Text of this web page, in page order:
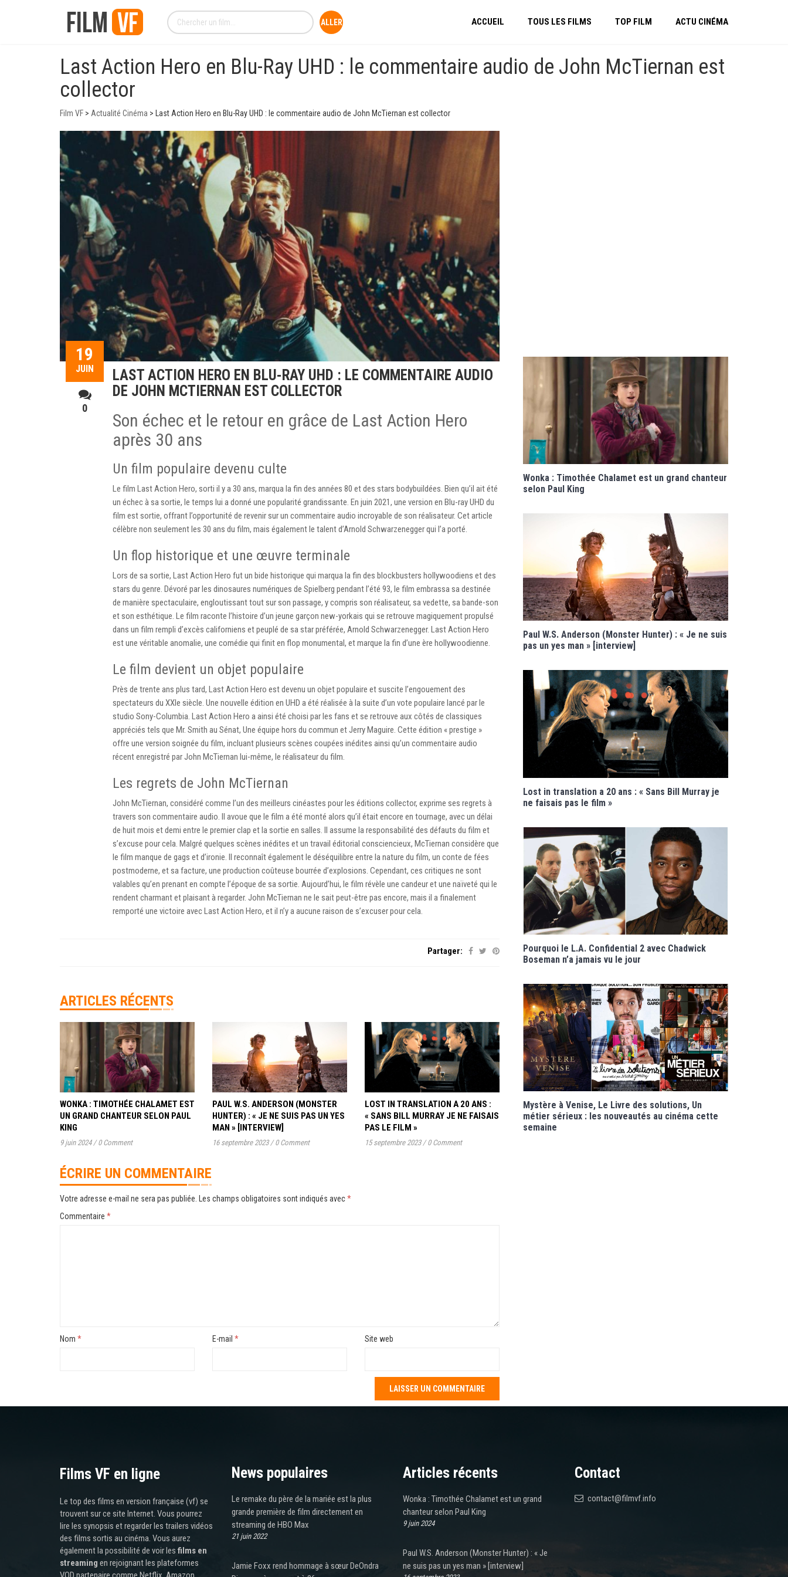
ACCUEIL TOUS LES FILMS TOP FILM ACTU CINÉMA
Last Action Hero en Blu-Ray UHD : le commentaire audio de John McTiernan est
collector
Film VF > Actualité Cinéma > Last Action Hero en Blu-Ray UHD : le commentaire audio de John McTiernan est collector
19
JUIN
0
LAST ACTION HERO EN BLU-RAY UHD : LE COMMENTAIRE AUDIO
DE JOHN MCTIERNAN EST COLLECTOR
Son échec et le retour en grâce de Last Action Hero
après 30 ans
Un film populaire devenu culte
Le film Last Action Hero, sorti il y a 30 ans, marqua la fin des années 80 et des stars bodybuildées. Bien qu’il ait été
un échec à sa sortie, le temps lui a donné une popularité grandissante. En juin 2021, une version en Blu-ray UHD du
film est sortie, offrant l’opportunité de revenir sur un commentaire audio incroyable de son réalisateur. Cet article
célèbre non seulement les 30 ans du film, mais également le talent d’Arnold Schwarzenegger qui l’a porté.
Un flop historique et une œuvre terminale
Lors de sa sortie, Last Action Hero fut un bide historique qui marqua la fin des blockbusters hollywoodiens et des
stars du genre. Dévoré par les dinosaures numériques de Spielberg pendant l’été 93, le film embrassa sa destinée
de manière spectaculaire, engloutissant tout sur son passage, y compris son réalisateur, sa vedette, sa bande-son
et son esthétique. Le film raconte l’histoire d’un jeune garçon new-yorkais qui se retrouve magiquement propulsé
dans un film rempli d’excès californiens et peuplé de sa star préférée, Arnold Schwarzenegger. Last Action Hero
est une véritable anomalie, une comédie qui finit en flop monumental, et marque la fin d’une ère hollywoodienne.
Le film devient un objet populaire
Près de trente ans plus tard, Last Action Hero est devenu un objet populaire et suscite l’engouement des
spectateurs du XXIe siècle. Une nouvelle édition en UHD a été réalisée à la suite d’un vote populaire lancé par le
studio Sony-Columbia. Last Action Hero a ainsi été choisi par les fans et se retrouve aux côtés de classiques
appréciés tels que Mr. Smith au Sénat, Une équipe hors du commun et Jerry Maguire. Cette édition « prestige »
offre une version soignée du film, incluant plusieurs scènes coupées inédites ainsi qu’un commentaire audio
récent enregistré par John McTiernan lui-même, le réalisateur du film.
Les regrets de John McTiernan
John McTiernan, considéré comme l’un des meilleurs cinéastes pour les éditions collector, exprime ses regrets à
travers son commentaire audio. Il avoue que le film a été monté alors qu’il était encore en tournage, avec un délai
de huit mois et demi entre le premier clap et la sortie en salles. Il assume la responsabilité des défauts du film et
s’excuse pour cela. Malgré quelques scènes inédites et un travail éditorial consciencieux, McTiernan considère que
le film manque de gags et d’ironie. Il reconnaît également le déséquilibre entre la nature du film, un conte de fées
postmoderne, et sa facture, une production coûteuse bourrée d’explosions. Cependant, ces critiques ne sont
valables qu’en prenant en compte l’époque de sa sortie. Aujourd’hui, le film révèle une candeur et une naïveté qui le
rendent charmant et plaisant à regarder. John McTiernan ne le sait peut-être pas encore, mais il a finalement
remporté une victoire avec Last Action Hero, et il n’y a aucune raison de s’excuser pour cela.
Partager:
ARTICLES RÉCENTS
WONKA : TIMOTHÉE CHALAMET EST
UN GRAND CHANTEUR SELON PAUL
KING
9 juin 2024 / 0 Comment
PAUL W.S. ANDERSON (MONSTER
HUNTER) : « JE NE SUIS PAS UN YES
MAN » [INTERVIEW]
16 septembre 2023 / 0 Comment
LOST IN TRANSLATION A 20 ANS :
« SANS BILL MURRAY JE NE FAISAIS
PAS LE FILM »
15 septembre 2023 / 0 Comment
ÉCRIRE UN COMMENTAIRE
Votre adresse e-mail ne sera pas publiée. Les champs obligatoires sont indiqués avec*
Commentaire *
Nom * E-mail * Site web
Wonka : Timothée Chalamet est un grand chanteur
selon Paul King
Paul W.S. Anderson (Monster Hunter) : « Je ne suis
pas un yes man » [interview]
Lost in translation a 20 ans : « Sans Bill Murray je
ne faisais pas le film »
Pourquoi le L.A. Confidential 2 avec Chadwick
Boseman n’a jamais vu le jour
Mystère à Venise, Le Livre des solutions, Un
métier sérieux : les nouveautés au cinéma cette
semaine
Films VF en ligne
Le top des films en version française (vf) se
trouvent sur ce site Internet. Vous pourrez
lire les synopsis et regarder les trailers vidéos
des films sortis au cinéma. Vous aurez
également la possibilité de voir les films en
streaming en rejoignant les plateformes
News populaires
Le remake du père de la mariée est la plus
grande première de film directement en
streaming de HBO Max
21 juin 2022
Jamie Foxx rend hommage à sœur DeOndra
Articles récents
Wonka : Timothée Chalamet est un grand
chanteur selon Paul King
9 juin 2024
Paul W.S. Anderson (Monster Hunter) : « Je
ne suis pas un yes man » [interview]
Contact
contact@filmvf.info